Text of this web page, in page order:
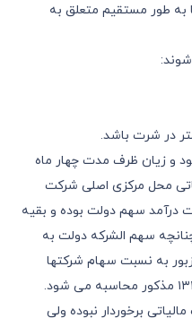
به طور مستقیم متعلق به
و زیان ظرف مدت چهار ماه
محل مرکزی اصلی شرکت
١٠% به نسبت درآمد سهم دولت بوده و بقیه
بود و چنانچه سهم الشرکه دولت به
به نسبت سهام شرکتها
برخوردار نبوده ولی